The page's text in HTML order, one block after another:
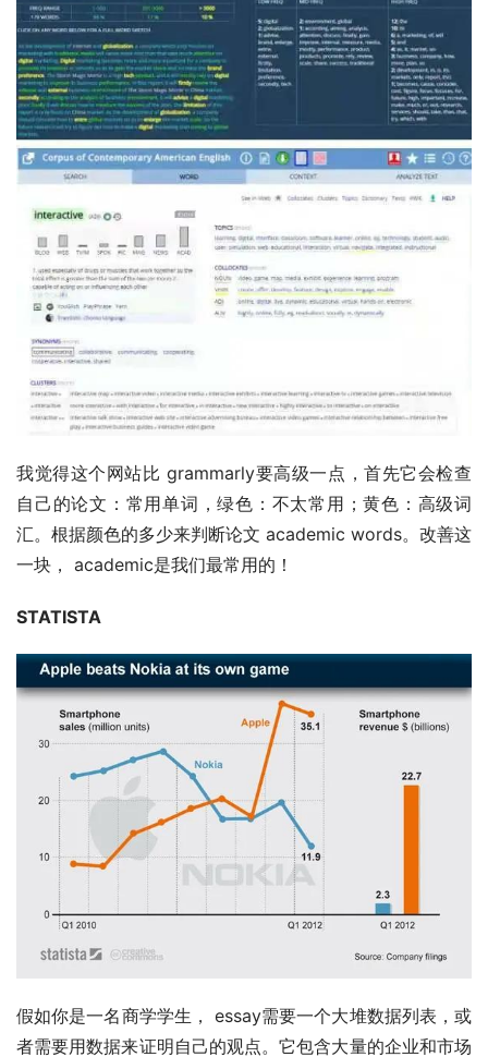
我觉得这个网站比 grammarly要高级一点，首先它会检查
自己的论文：常用单词，绿色：不太常用；黄色：高级词
汇。根据颜色的多少来判断论文 academic words。改善这
一块， academic是我们最常用的！
STATISTA
假如你是一名商学学生， essay需要一个大堆数据列表，或
者需要用数据来证明自己的观点。它包含大量的企业和市场